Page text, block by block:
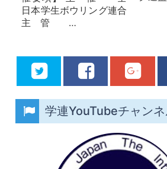
日本学生ボウリング連合
主 管 …
学連YouTubeチャン